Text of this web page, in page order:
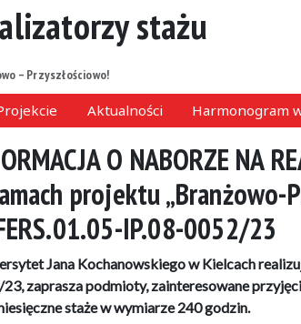
stażu
– Przyszłościowo!
Aktualności Harmonogram
O NABORZE NA
projektu „Branżowo-
IP.08-0052/23
Jana Kochanowskiego w Kielcach
zaprasza podmioty, zainteresowane
staże w wymiarze 240 godzin.